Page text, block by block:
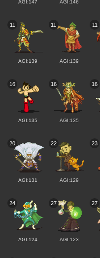
AGI:147 AGI:146
11
AGI:139
11
AGI:139
11
16
AGI:135
16
AGI:135
16
20
AGI:131
22
AGI:129
23
24
AGI:124
27
AGI:123
27